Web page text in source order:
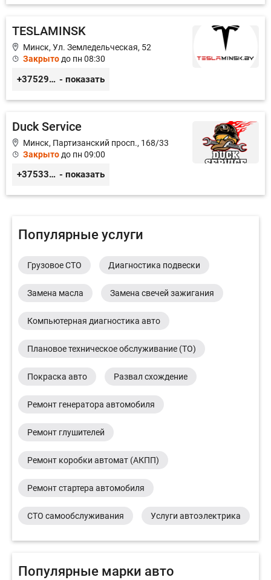
TESLAMINSK
Минск, Ул. Земледельческая, 52
Закрыто до пн 08:30
+375291335101 - показать
Duck Service
Минск, Партизанский просп., 168/33
Закрыто до пн 09:00
+375333416710 - показать
Популярные услуги
Грузовое СТО Диагностика подвески
Замена масла Замена свечей зажигания
Компьютерная диагностика авто
Плановое техническое обслуживание (ТО)
Покраска авто Развал схождение
Ремонт генератора автомобиля
Ремонт глушителей
Ремонт коробки автомат (АКПП)
Ремонт стартера автомобиля
СТО самообслуживания Услуги автоэлектрика
Популярные марки авто